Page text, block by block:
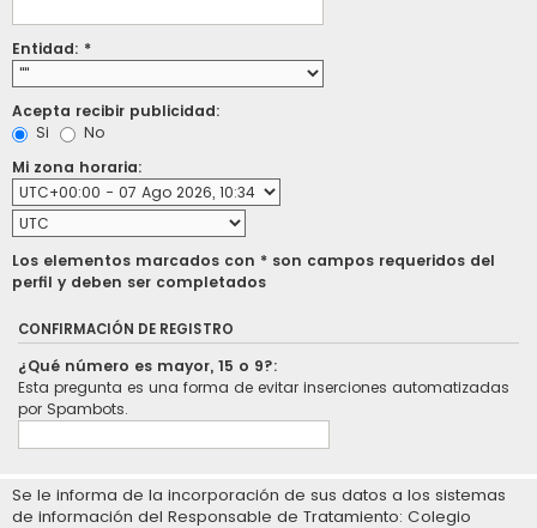
Entidad: *
Acepta recibir publicidad:
Si
No
Mi zona horaria:
Los elementos marcados con * son campos requeridos del
perfil y deben ser completados
CONFIRMACIÓN DE REGISTRO
¿Qué número es mayor, 15 o 9?:
Esta pregunta es una forma de evitar inserciones automatizadas
por Spambots.
Se le informa de la incorporación de sus datos a los sistemas
de información del Responsable de Tratamiento: Colegio